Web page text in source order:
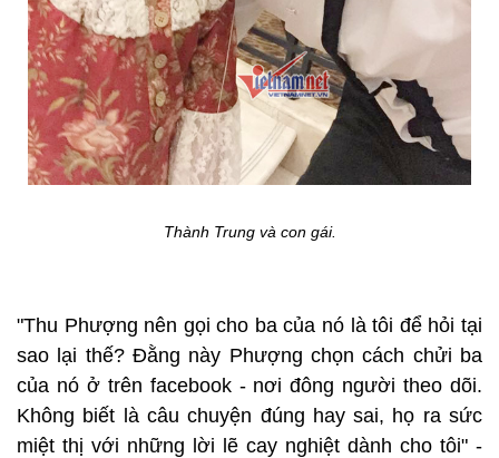
Thành Trung và con gái.
"Thu Phượng nên gọi cho ba của nó là tôi để hỏi tại
sao lại thế? Đằng này Phượng chọn cách chửi ba
của nó ở trên facebook - nơi đông người theo dõi.
Không biết là câu chuyện đúng hay sai, họ ra sức
miệt thị với những lời lẽ cay nghiệt dành cho tôi" -